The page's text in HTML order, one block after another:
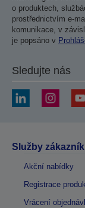
o produktech,
prostřednictvím e-
komunikace, v
je popsáno v
Sledujte nás
Služby
Akční nabídky
Registrace
Vrácení